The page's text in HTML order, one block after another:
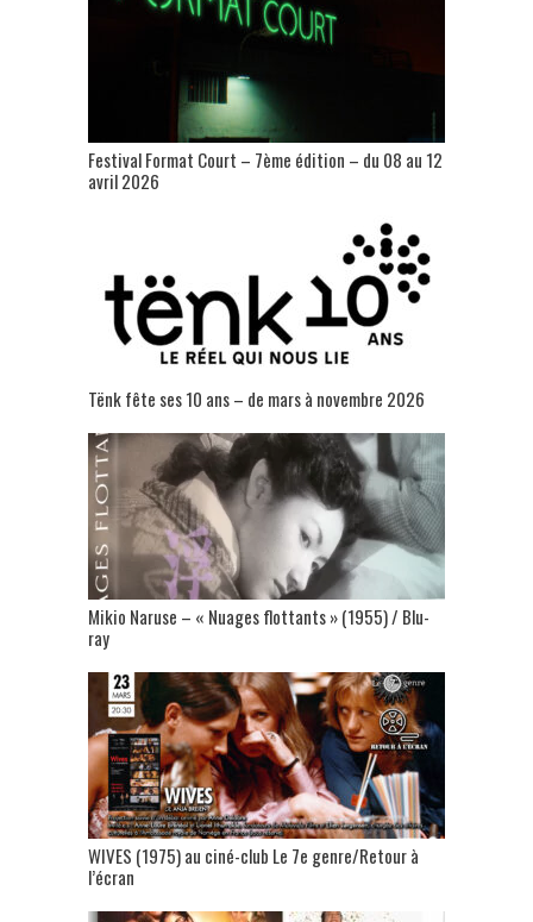
Festival Format Court – 7ème édition – du 08 au 12
avril 2026
Tënk fête ses 10 ans – de mars à novembre 2026
Mikio Naruse – « Nuages flottants » (1955) / Blu-
ray
WIVES (1975) au ciné-club Le 7e genre/Retour à
l’écran